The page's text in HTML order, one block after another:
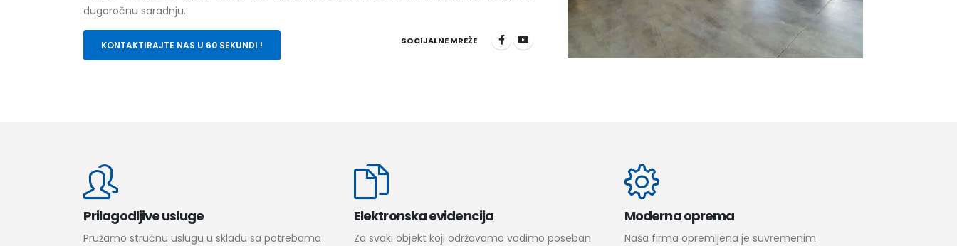
dugoročnu saradnju.
KONTAKTIRAJTE NAS U 60 SEKUNDI ! SOCIJALNE MREŽE
Prilagodljive usluge
Pružamo stručnu uslugu u skladu sa potrebama
Elektronska evidencija
Za svaki objekt koji održavamo vodimo poseban
Moderna oprema
Naša firma opremljena je suvremenim